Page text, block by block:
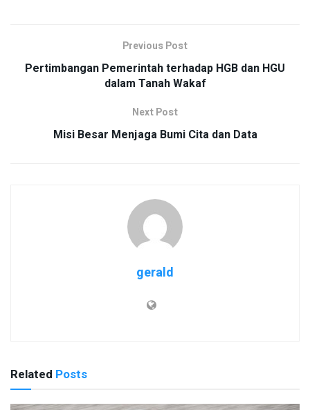
Previous Post
Pertimbangan Pemerintah terhadap HGB dan HGU
dalam Tanah Wakaf
Next Post
Misi Besar Menjaga Bumi Cita dan Data
gerald
Related Posts